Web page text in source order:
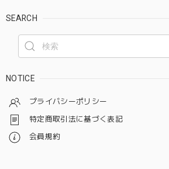
SEARCH
NOTICE
プライバシーポリシー
特定商取引法に基づく表記
会員規約